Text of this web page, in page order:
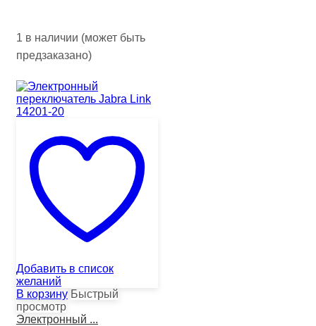
1 в наличии (может быть
предзаказано)
Добавить в список
желаний
В корзину Быстрый
просмотр
Электронный ...